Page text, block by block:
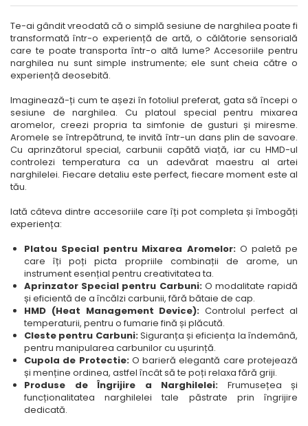
Te-ai gândit vreodată că o simplă sesiune de narghilea poate fi
transformată într-o experiență de artă, o călătorie sensorială
care te poate transporta într-o altă lume? Accesoriile pentru
narghilea nu sunt simple instrumente; ele sunt cheia către o
experiență deosebită.
Imaginează-ți cum te așezi în fotoliul preferat, gata să începi o
sesiune de narghilea. Cu platoul special pentru mixarea
aromelor, creezi propria ta simfonie de gusturi și miresme.
Aromele se întrepătrund, te invită într-un dans plin de savoare.
Cu aprinzătorul special, carbunii capătă viață, iar cu HMD-ul
controlezi temperatura ca un adevărat maestru al artei
narghilelei. Fiecare detaliu este perfect, fiecare moment este al
tău.
Iată câteva dintre accesoriile care îți pot completa și îmbogăți
experiența:
Platou Special pentru Mixarea Aromelor:O paletă pe
care îți poți picta propriile combinații de arome, un
instrument esențial pentru creativitatea ta.
Aprinzator Special pentru Carbuni:O modalitate rapidă
și eficientă de a încălzi carbunii, fără bătaie de cap.
HMD (Heat Management Device): Controlul perfect al
temperaturii, pentru o fumarie fină și plăcută.
Cleste pentru Carbuni:Siguranța și eficiența la îndemână,
pentru manipularea carbunilor cu ușurință.
Cupola de Protectie:O barieră elegantă care protejează
și menține ordinea, astfel încât să te poți relaxa fără griji.
Produse de Îngrijire a Narghilelei: Frumusețea și
funcționalitatea narghilelei tale păstrate prin îngrijire
dedicată.